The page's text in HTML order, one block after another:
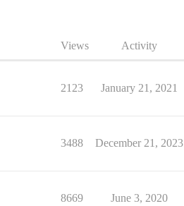
Views Activity
2123 January 21, 2021
3488 December 21, 2023
8669 June 3, 2020